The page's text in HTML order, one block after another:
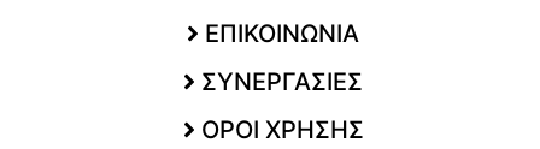
ΕΠΙΚΟΙΝΩΝΙΑ
ΣΥΝΕΡΓΑΣΙΕΣ
ΟΡΟΙ ΧΡΗΣΗΣ